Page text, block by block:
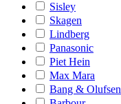
Sisley
Skagen
Lindberg
Panasonic
Piet Hein
Max Mara
Bang & Olufsen